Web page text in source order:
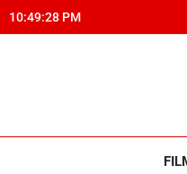
10:49:29 PM